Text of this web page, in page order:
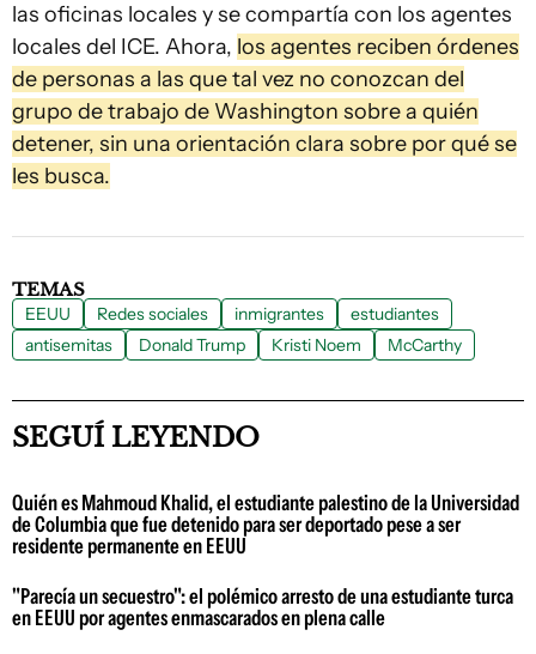
las oficinas locales y se compartía con los agentes
locales del ICE. Ahora, los agentes reciben órdenes
de personas a las que tal vez no conozcan del
grupo de trabajo de Washington sobre a quién
detener, sin una orientación clara sobre por qué se
les busca.
TEMAS
EEUU Redes sociales inmigrantes
estudiantes
antisemitas
Donald Trump Kristi Noem McCarthy
SEGUÍ LEYENDO
Quién es Mahmoud Khalid, el estudiante palestino de la Universidad
de Columbia que fue detenido para ser deportado pese a ser
residente permanente en EEUU
"Parecía un secuestro": el polémico arresto de una estudiante turca
en EEUU por agentes enmascarados en plena calle